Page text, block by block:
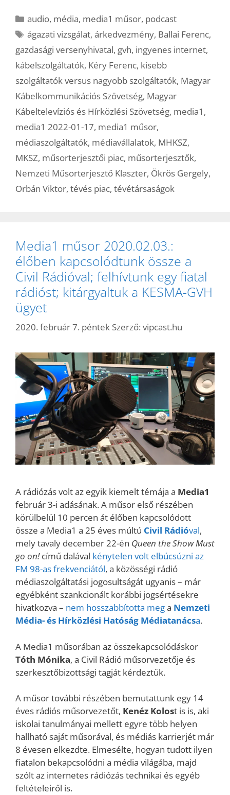
Kategória
audio, média, media1 műsor, podcast
Címkék
ágazati vizsgálat,árkedvezmény, Ballai Ferenc,
gazdasági versenyhivatal, gvh, ingyenes internet,
kábelszolgáltatók, Kéry Ferenc, kisebb
szolgáltatók versus nagyobb szolgáltatók, Magyar
Kábelkommunikációs Szövetség, Magyar
Kábeltelevíziós és Hírközlési Szövetség, media1 ,
media1 2022-01-17, media1 műsor,
médiaszolgáltatók, médiavállalatok, MHKSZ,
MKSZ, műsorterjesztői piac, műsorterjesztők,
Nemzeti Műsorterjesztő Klaszter, Ökrös Gergely,
Orbán Viktor, tévés piac, tévétársaságok
Media1 műsor 2020.02.03.:
élőben kapcsolódtunk össze a
Civil Rádióval; felhívtunk egy fiatal
rádióst; kitárgyaltuk a KESMA-GVH
ügyet
2020. február 7. péntek Szerző: vipcast.hu
A rádiózás volt az egyik kiemelt témája a Media1
február 3-i adásának. A műsor első részében
körülbelül 10 percen át élőben kapcsolódott
össze a Media1 a 25 éves múltú Civil Rádióval,
mely tavaly december 22-én Queen the Show Must
go on!című dalával kénytelen volt elbúcsúzni az
FM 98-as frekvenciától, a közösségi rádió
médiaszolgáltatási jogosultságát ugyanis – már
egyébként szankcionált korábbi jogsértésekre
hivatkozva – nem hosszabbította mega Nemzeti
Média- és Hírközlési Hatóság Médiatanácsa.
A Media1 műsorában az összekapcsolódáskor
Tóth Mónika, a Civil Rádió műsorvezetője és
szerkesztőbizottsági tagját kérdeztük.
A műsor további részében bemutattunk egy 14
éves rádiós műsorvezetőt, Kenéz Kolost is is, aki
iskolai tanulmányai mellett egyre több helyen
hallható saját műsorával, és médiás karrierjét már
8 évesen elkezdte. Elmesélte, hogyan tudott ilyen
fiatalon bekapcsolódni a média világába, majd
szólt az internetes rádiózás technikai és egyéb
feltételeiről is.